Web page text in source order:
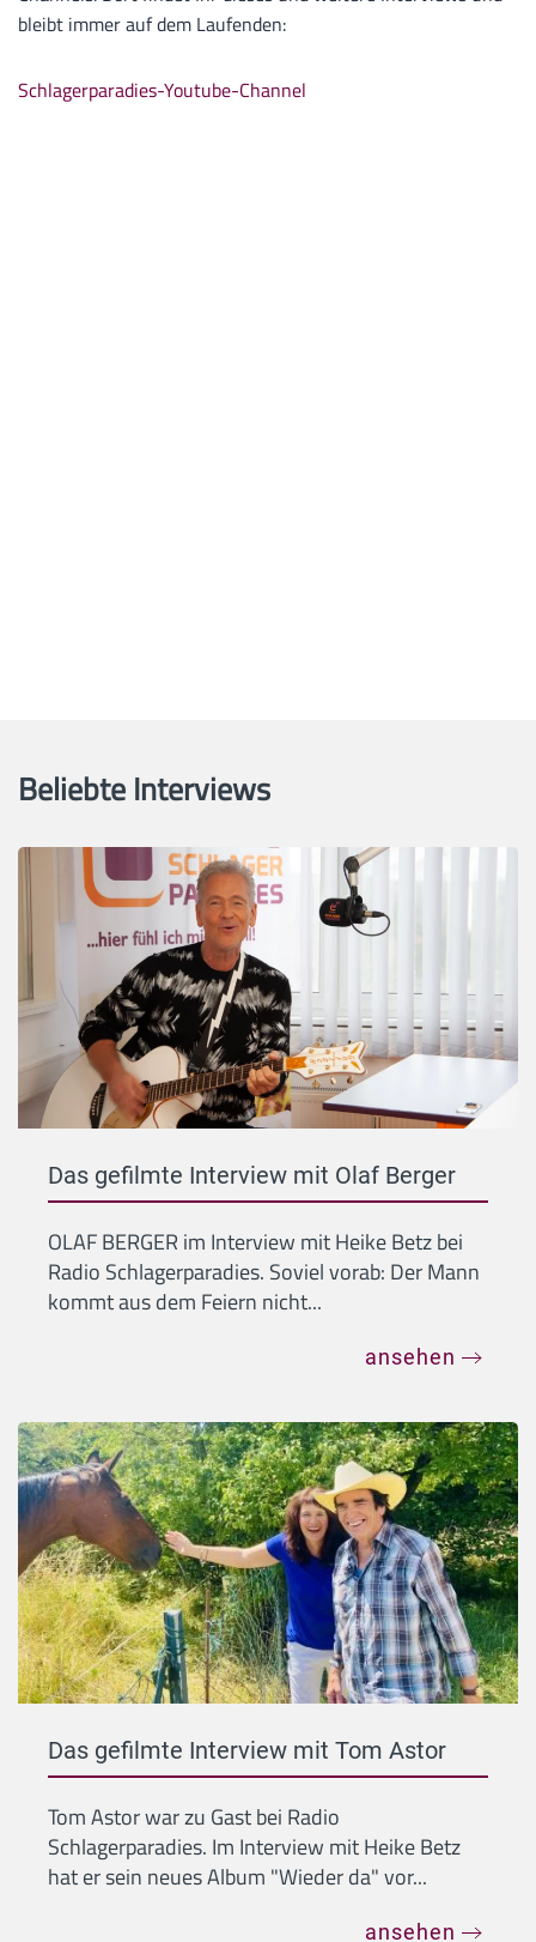
bleibt immer auf dem Laufenden:
Schlagerparadies-Youtube-Channel
Beliebte Interviews
Das gefilmte Interview mit Olaf Berger
OLAF BERGER im Interview mit Heike Betz bei
Radio Schlagerparadies. Soviel vorab: Der Mann
kommt aus dem Feiern nicht...
ansehen
Das gefilmte Interview mit Tom Astor
Tom Astor war zu Gast bei Radio
Schlagerparadies. Im Interview mit Heike Betz
hat er sein neues Album "Wieder da" vor...
ansehen